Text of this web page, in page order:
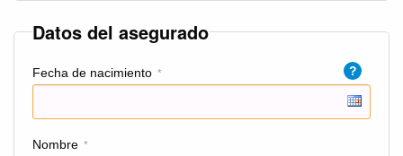
Datos del asegurado
Fecha de nacimiento * ?
Nombre *